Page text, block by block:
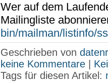
Wer auf dem
Mailingliste
bin/mailman/listinfo/
Geschrieben von
keine Kommentare|
Tags für diesen Artikel: